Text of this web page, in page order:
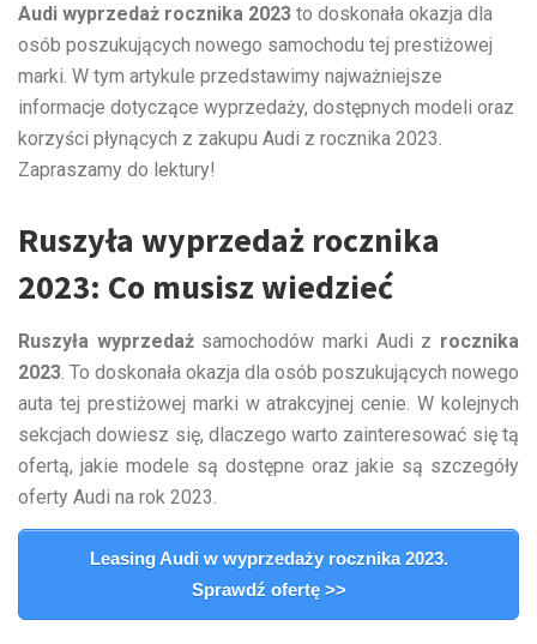
Audi wyprzedaż rocznika 2023 to doskonała okazja dla
osób poszukujących nowego samochodu tej prestiżowej
marki. W tym artykule przedstawimy najważniejsze
informacje dotyczące wyprzedaży, dostępnych modeli oraz
korzyści płynących z zakupu Audi z rocznika 2023.
Zapraszamy do lektury!
Ruszyła wyprzedaż rocznika
2023: Co musisz wiedzieć
Ruszyła wyprzedażsamochodów marki Audi z rocznika
2023 . To doskonała okazja dla osób poszukujących nowego
auta tej prestiżowej marki w atrakcyjnej cenie. W kolejnych
sekcjach dowiesz się, dlaczego warto zainteresować się tą
ofertą, jakie modele są dostępne oraz jakie są szczegóły
oferty Audi na rok 2023.
Leasing Audi w wyprzedaży rocznika 2023.
Sprawdź ofertę >>